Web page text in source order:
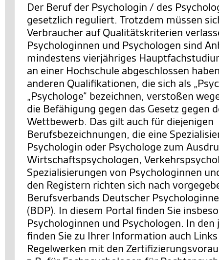
Der Beruf der Psychologin / des
gesetzlich reguliert. Trotzdem müssen
Verbraucher auf Qualitätskriterien
Psychologinnen und Psychologen sind
mindestens vierjähriges
an einer Hochschule abgeschlossen
anderen Qualifikationen, die sich als
„Psychologe“ bezeichnen, verstoßen
die Befähigung gegen das Gesetz gegen
Wettbewerb. Das gilt auch für diejenigen
Berufsbezeichnungen, die eine
Psychologin oder Psychologe zum
Wirtschaftspsychologen,
Spezialisierungen von Psychologinnen
den Registern richten sich nach
Berufsverbands Deutscher
(BDP). In diesem Portal finden Sie
Psychologinnen und Psychologen. In
finden Sie zu Ihrer Information auch
Regelwerken mit den